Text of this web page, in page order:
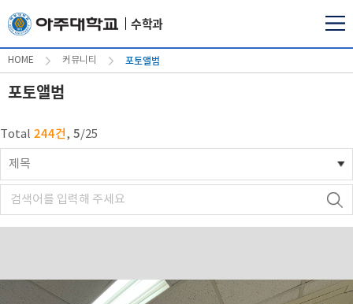
수학과
HOME 커뮤니티 포토앨범
포토앨범
Total 244건, 5/25
제목